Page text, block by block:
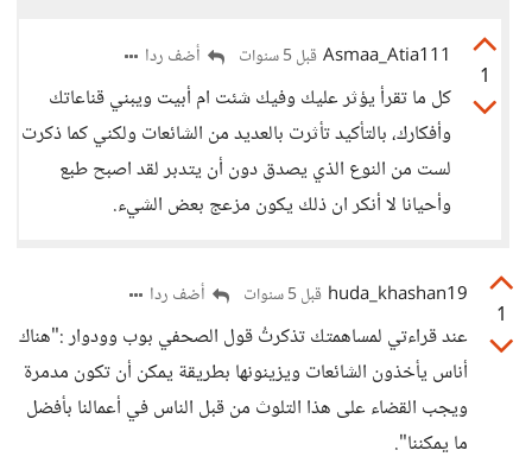
1
Asmaa_Atia111 قبل 5 سنوات أضف ردا
كل ما تقرأ يؤثر عليك وفيك شئت ام أبيت ويبني قناعاتك
وأفكارك، بالتأكيد تأثرت بالعديد من الشائعات ولكني كما ذكرت
لست من النوع الذي يصدق دون أن يتدبر لقد اصبح طبع
وأحيانا لا أنكر ان ذلك يكون مزعج بعض الشيء.
1
huda_khashan19 قبل 5 سنوات أضف ردا
عند قراءتي لمساهمتك تذكرتُ قول الصحفي بوب وودوار :"هناك
أناس يأخذون الشائعات ويزينونها بطريقة يمكن أن تكون مدمرة
ويجب القضاء على هذا التلوث من قبل الناس في أعمالنا بأفضل
ما يمكننا".